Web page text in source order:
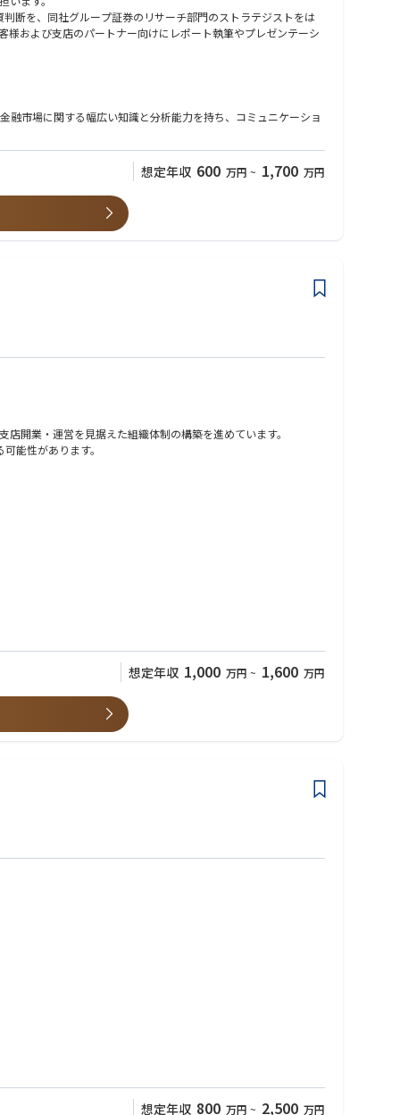
断を、同社グループ証券のリサーチ部門のストラテジストをは
および支店のパートナー向けにレポート執筆やプレゼンテーシ
市場に関する幅広い知識と分析能力を持ち、コミュニケーショ
想定年収 600 万円 ~ 1,700 万円
開業・運営を見据えた組織体制の構築を進めています。
能性があります。
おいては、業務委託のアクチュアリーや外部コンサルティング
待しています。
想定年収 1,000 万円 ~ 1,600 万円
想定年収 800 万円 ~ 2,500 万円